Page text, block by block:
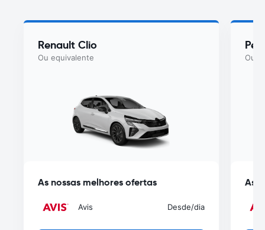
Renault Clio
Ou equivalente
As nossas melhores ofertas
Avis Desde/dia
Ou
As